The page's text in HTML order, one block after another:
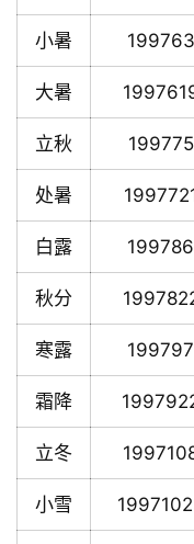
小暑 199763
大暑
立秋 199775
处暑
白露 199786
秋分
寒露 199797
霜降
立冬
小雪